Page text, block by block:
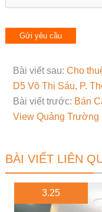
Bài viết sau: Cho
D5 Võ Thị Sáu, P.
Bài viết trước: Bán
View Quảng Trường
BÀI VIẾT LIÊN
3.25